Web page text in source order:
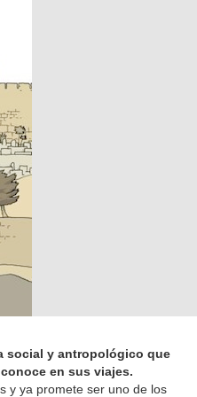
social y antropológico que
en sus viajes.
y ya promete ser uno de los